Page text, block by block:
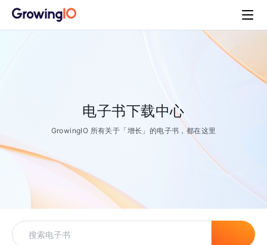
电子书下载中心
GrowingIO 所有关于「增长」的电子书，都在这里